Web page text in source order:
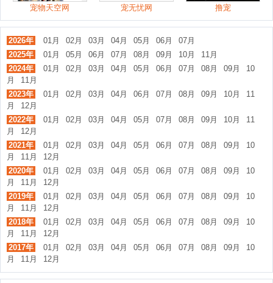
宠物天空网 宠无忧网 撸宠
2026年 01月 02月 03月 04月 05月 06月
07月
2025年
01月 05月 06月 07月 08月 09月 10月
11月
2024年
01月 02月 03月 04月 05月 06月 07月 08月 09月
10
月
11月
2023年
01月 02月 03月 04月 06月 07月 08月 09月 10月
11
月
12月
2022年
01月 02月 03月 04月 05月 07月 08月 09月 10月
11
月
12月
2021年
01月 02月 03月 04月 05月 06月 07月 08月 09月
10
月
11月
12月
2020年
01月 02月 03月 04月 05月 06月 07月 08月 09月
10
月
11月
12月
2019年
01月 02月 03月 04月 05月 06月 07月 08月 09月
10
月
11月
12月
2018年
01月 02月 03月 04月 05月 06月 07月 08月 09月
10
月
11月
12月
2017年
01月 02月 03月 04月 05月 06月 07月 08月 09月
10
月
11月 12月